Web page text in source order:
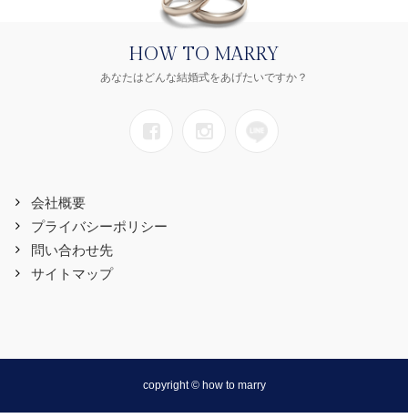
HOW TO MARRY
あなたはどんな結婚式をあげたいですか？
会社概要
プライバシーポリシー
問い合わせ先
サイトマップ
copyright © how to marry